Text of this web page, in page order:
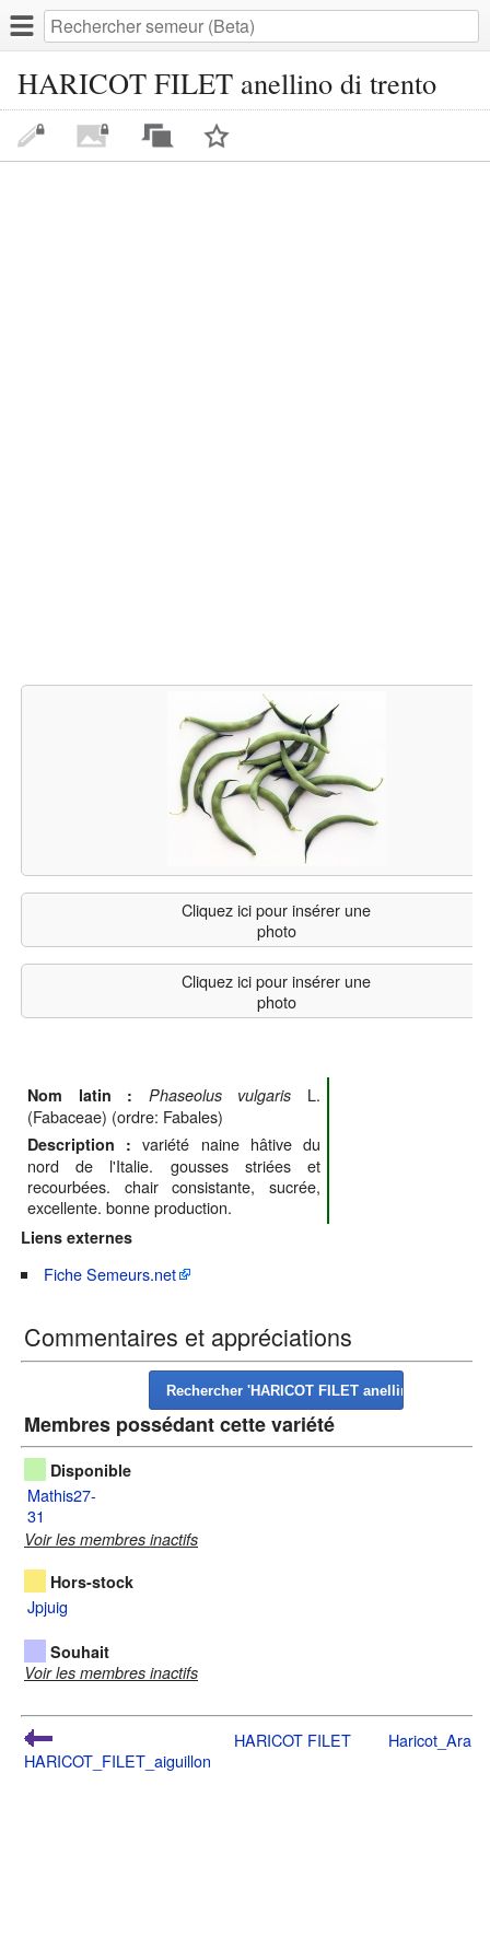
HARICOT FILET anellino di trento
Cliquez ici pour insérer une
photo
Cliquez ici pour insérer une
photo
Nom latin : Phaseolus vulgaris L.
(Fabaceae) (ordre: Fabales)
Description : variété naine hâtive du
nord de l'Italie. gousses striées et
recourbées. chair consistante, sucrée,
excellente. bonne production.
Liens externes
Fiche Semeurs.net
Commentaires et appréciations
Membres possédant cette variété
Disponible
Mathis27-
31
Voir les membres inactifs
Hors-stock
Jpjuig
Souhait
Voir les membres inactifs
HARICOT_FILET_aiguillon
HARICOT FILET